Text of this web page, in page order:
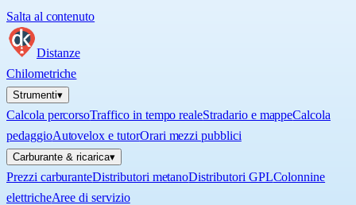
Salta al contenuto
Distanze
Chilometriche
Strumenti▾
Calcola percorsoTraffico in tempo realeStradario e mappeCalcola
pedaggioAutovelox e tutorOrari mezzi pubblici
Carburante & ricarica▾
Prezzi carburanteDistributori metanoDistributori GPLColonnine
elettricheAree di servizio